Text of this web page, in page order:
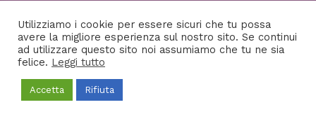
alternano tra
dolcezza e
amarezza
Utilizziamo i cookie per essere sicuri che tu possa
avere la migliore esperienza sul nostro sito. Se continui
ad utilizzare questo sito noi assumiamo che tu ne sia
felice. Leggi tutto
Accetta Rifiuta